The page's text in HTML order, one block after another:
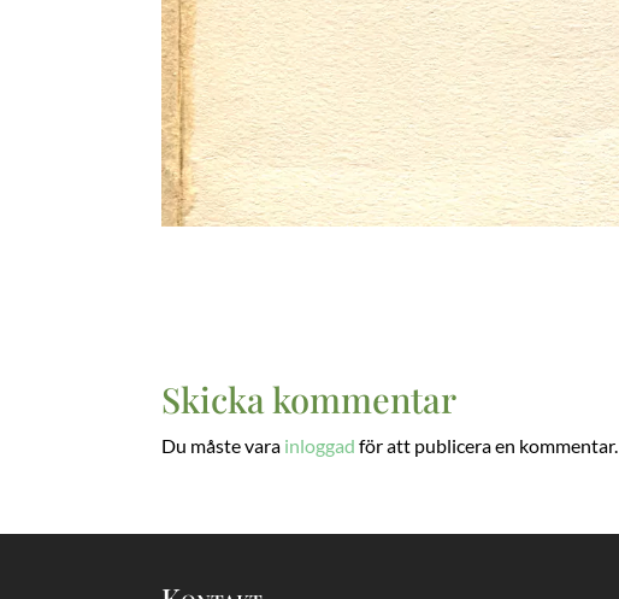
Skicka kommentar
Du måste vara inloggad för att publicera en kommentar.